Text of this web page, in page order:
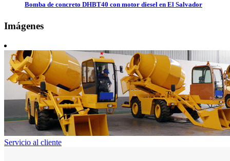
Bomba de concreto DHBT40 con motor diesel en El Salvador
Imágenes
Servicio al cliente